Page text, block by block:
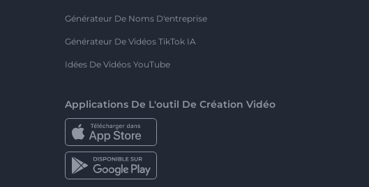
Générateur De Noms D'entreprise
Générateur De Vidéos TikTok IA
Idées De Vidéos YouTube
Applications De L'outil De Création Vidéo